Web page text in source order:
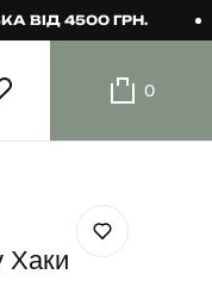
ГРН.
0
Хаки